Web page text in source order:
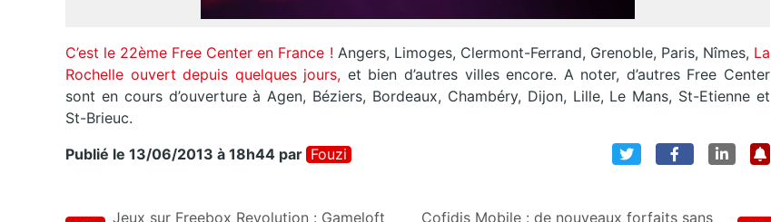
C’est le 22ème Free Center en France ! Angers, Limoges, Clermont-Ferrand, Grenoble, Paris, Nîmes, La
Rochelle ouvert depuis quelques jours, et bien d’autres villes encore. A noter, d’autres Free Center
sont en cours d’ouverture à Agen, Béziers, Bordeaux, Chambéry, Dijon, Lille, Le Mans, St-Etienne et
St-Brieuc.
Publié le 13/06/2013 à 18h44 par Fouzi
Jeux sur Freebox Revolution : Gameloft
Cofidis Mobile : de nouveaux forfaits sans